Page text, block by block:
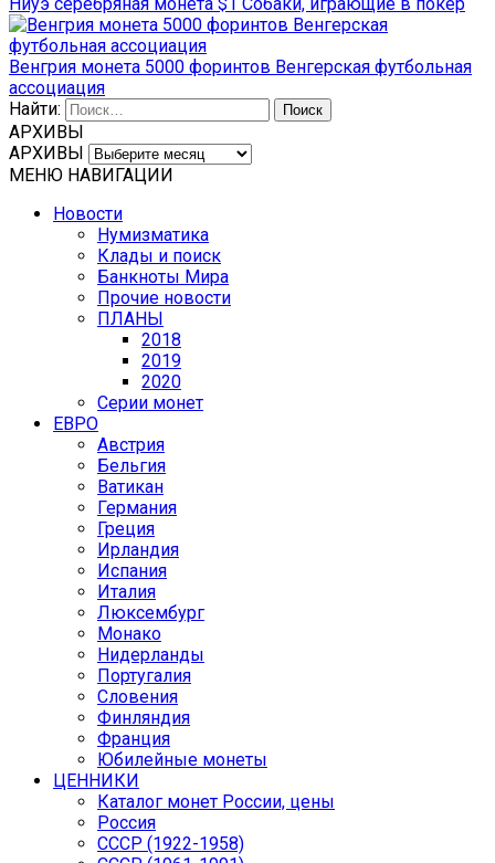
Венгрия монета 5000 форинтов Венгерская футбольная
ассоциация
Найти:
АРХИВЫ
АРХИВЫ
МЕНЮ НАВИГАЦИИ
Новости
Нумизматика
Клады и поиск
Банкноты Мира
Прочие новости
ПЛАНЫ
2018
2019
2020
Серии монет
ЕВРО
Австрия
Бельгия
Ватикан
Германия
Греция
Ирландия
Испания
Италия
Люксембург
Монако
Нидерланды
Португалия
Словения
Финляндия
Франция
Юбилейные монеты
ЦЕННИКИ
Каталог монет России, цены
Россия
СССР (1922-1958)